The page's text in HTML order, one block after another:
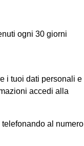
ogni 30 giorni
i tuoi dati personali e
accedi alla
al numero